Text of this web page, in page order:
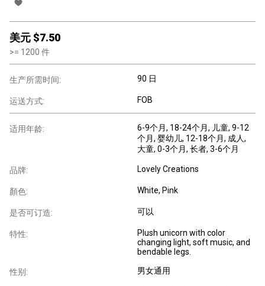
美元 $7.50
>= 1200 件
生产所需时间: 90 日
运送方式: FOB
适用年龄: 6-9个月, 18-24个月, 儿童, 9-12
个月, 婴幼儿, 12-18个月, 成人,
大童, 0-3个月, 长者, 3-6个月
品牌: Lovely Creations
顏色: White, Pink
是否可订造: 可以
特性:
Plush unicorn with color
changing light, soft music, and
bendable legs.
性别: 男女通用